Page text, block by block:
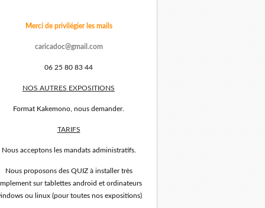
Merci de privilégier les mails
caricadoc@gmail.com
06 25 80 83 44
NOS AUTRES EXPOSITIONS
Format Kakemono, nous demander.
TARIFS
Nous acceptons les mandats administratifs.
Nous proposons des QUIZ à installer très
sur tablettes android et ordinateurs
ou linux (pour toutes nos expositions)